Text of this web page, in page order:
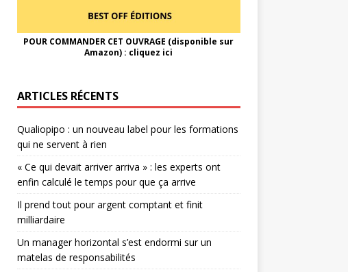
POUR COMMANDER CET OUVRAGE (disponible sur
Amazon) : cliquez ici
ARTICLES RÉCENTS
Qualiopipo : un nouveau label pour les formations
qui ne servent à rien
« Ce qui devait arriver arriva » : les experts ont
enfin calculé le temps pour que ça arrive
Il prend tout pour argent comptant et finit
milliardaire
Un manager horizontal s’est endormi sur un
matelas de responsabilités